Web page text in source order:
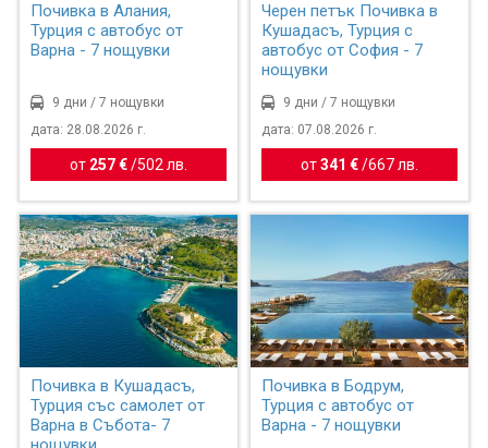
Почивка в Алания,
Турция с автобус от
Варна - 7 нощувки
9 дни / 7 нощувки
дата: 28.08.2026 г.
от 257 € /502 лв.
Черен петък Почивка в
Кушадасъ, Турция с
автобус от София - 7
нощувки
9 дни / 7 нощувки
дата: 07.08.2026 г.
от341 €/667 лв.
Почивка в Кушадасъ,
Турция със самолет от
Варна в Събота- 7
Почивка в Бодрум,
Турция с автобус от
Варна - 7 нощувки